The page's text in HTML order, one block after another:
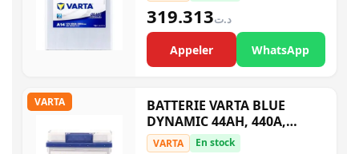
د.ت319.313
Appeler WhatsApp
VARTA
BATTERIE VARTA BLUE
DYNAMIC 44AH, 440A,
5444020443132 B18 L1 B
VARTA En stock